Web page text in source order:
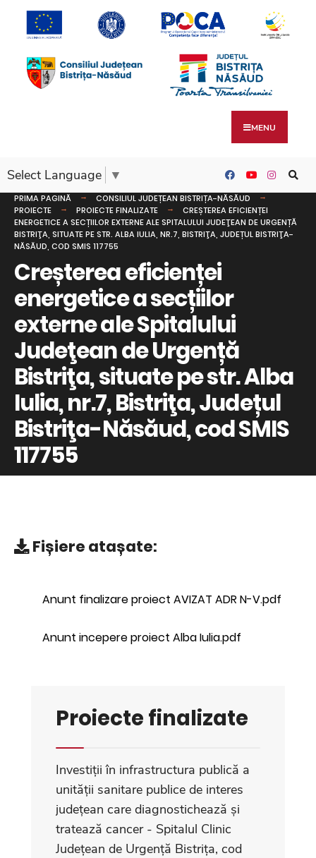
MENU
Select Language ▼
PRIMA PAGINĂ
CONSILIUL JUDEȚEAN BISTRIȚA-NĂSĂUD
PROIECTE
PROIECTE FINALIZATE
CREȘTEREA EFICIENȚEI
ENERGETICE A SECȚIILOR EXTERNE ALE SPITALULUI JUDEŢEAN DE URGENȚĂ
BISTRIŢA, SITUATE PE STR. ALBA IULIA, NR.7, BISTRIŢA, JUDEȚUL BISTRIŢA-
NĂSĂUD, COD SMIS 117755
Creșterea eficienței
energetice a secțiilor
externe ale Spitalului
Judeţean de Urgență
Bistriţa, situate pe str. Alba
Iulia, nr.7, Bistriţa, Județul
Bistriţa-Năsăud, cod SMIS
117755
Fișiere atașate:
Anunt finalizare proiect AVIZAT ADR N-V.pdf
Anunt incepere proiect Alba Iulia.pdf
Proiecte finalizate
Investiții în infrastructura publică a
unității sanitare publice de interes
județean care diagnostichează și
tratează cancer - Spitalul Clinic
Județean de Urgență Bistrița, cod